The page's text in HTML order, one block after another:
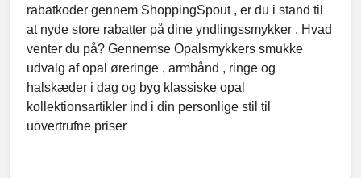
rabatkoder gennem ShoppingSpout , er du i stand til
at nyde store rabatter på dine yndlingssmykker . Hvad
venter du på? Gennemse Opalsmykkers smukke
udvalg af opal øreringe , armbånd , ringe og
halskæder i dag og byg klassiske opal
kollektionsartikler ind i din personlige stil til
uovertrufne priser